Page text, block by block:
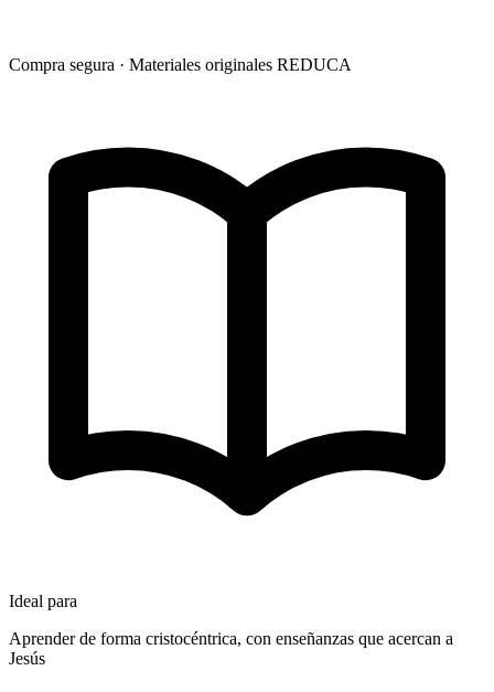
Compra segura · Materiales originales REDUCA
Ideal para
Aprender de forma cristocéntrica, con enseñanzas que acercan a
Jesús